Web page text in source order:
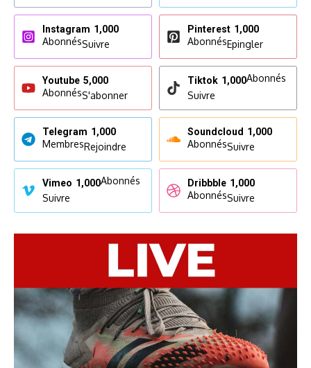
Instagram 1,000
AbonnésSuivre
Pinterest 1,000
AbonnésEpingler
Youtube 5,000
AbonnésS'abonner
Tiktok 1,000Abonnés
Suivre
Telegram 1,000
MembresRejoindre
Soundcloud 1,000
AbonnésSuivre
Vimeo 1,000Abonnés
Suivre
Dribbble 1,000
AbonnésSuivre